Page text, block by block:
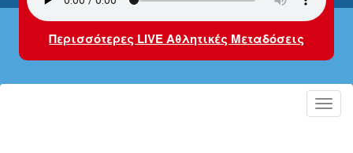
Περισσότερες LIVE Αθλητικές Μεταδόσεις